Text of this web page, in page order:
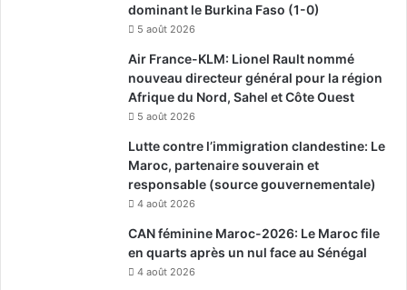
dominant le Burkina Faso (1-0)
5 août 2026
Air France-KLM: Lionel Rault nommé
nouveau directeur général pour la région
Afrique du Nord, Sahel et Côte Ouest
5 août 2026
Lutte contre l’immigration clandestine: Le
Maroc, partenaire souverain et
responsable (source gouvernementale)
4 août 2026
CAN féminine Maroc-2026: Le Maroc file
en quarts après un nul face au Sénégal
4 août 2026